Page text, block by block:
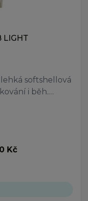
LIGHT
lehká softshellová
i běh.…
Kč